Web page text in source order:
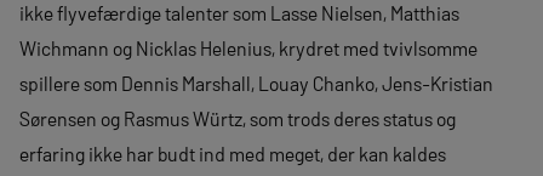
ikke flyvefærdige talenter som Lasse Nielsen, Matthias
Wichmann og Nicklas Helenius, krydret med tvivlsomme
spillere som Dennis Marshall, Louay Chanko, Jens-Kristian
Sørensen og Rasmus Würtz, som trods deres status og
erfaring ikke har budt ind med meget, der kan kaldes